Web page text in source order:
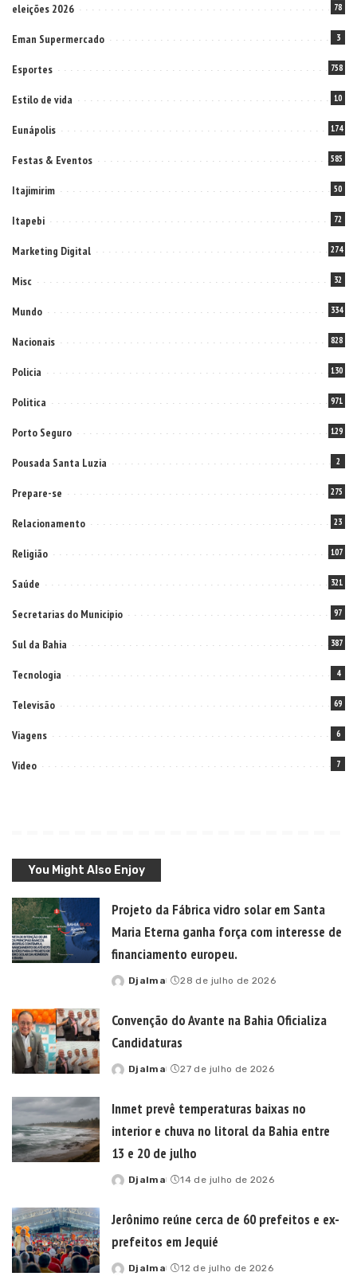
eleições 2026 78
Eman Supermercado 3
Esportes 758
Estilo de vida 10
Eunápolis 174
Festas & Eventos 585
Itajimirim 50
Itapebi 72
Marketing Digital 274
Misc 32
Mundo 334
Nacionais 828
Policia 130
Politica 971
Porto Seguro 129
Pousada Santa Luzia 2
Prepare-se 275
Relacionamento 23
Religião 107
Saúde 321
Secretarias do Municipio 97
Sul da Bahia 387
Tecnologia 4
Televisão 69
Viagens 6
Video 7
You Might Also Enjoy
Projeto da Fábrica vidro solar em Santa
Maria Eterna ganha força com interesse de
financiamento europeu.
Posted
Djalma 28 de julho de 2026
Convenção do Avante na Bahia Oficializa
Candidaturas
Posted
Djalma 27 de julho de 2026
Inmet prevê temperaturas baixas no
interior e chuva no litoral da Bahia entre
13 e 20 de julho
Posted
Djalma 14 de julho de 2026
Jerônimo reúne cerca de 60 prefeitos e ex-
prefeitos em Jequié
Posted
Djalma 12 de julho de 2026